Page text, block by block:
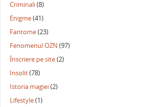
Criminali(8)
Enigme(41)
Fantome(23)
Fenomenul OZN (97)
Înscriere pe site(2)
Insolit(78)
Istoria magiei(2)
Lifestyle(1)